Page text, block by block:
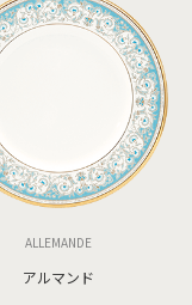
ALLEMANDE
アルマンド